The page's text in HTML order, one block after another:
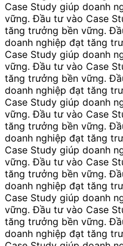
Case Study giúp doanh
vững. Đầu tư vào Case
tăng trưởng bền vững.
doanh nghiệp đạt tăng
Case Study giúp doanh
vững. Đầu tư vào Case
tăng trưởng bền vững.
doanh nghiệp đạt tăng
Case Study giúp doanh
vững. Đầu tư vào Case
tăng trưởng bền vững.
doanh nghiệp đạt tăng
Case Study giúp doanh
vững. Đầu tư vào Case
tăng trưởng bền vững.
doanh nghiệp đạt tăng
Case Study giúp doanh
vững. Đầu tư vào Case
tăng trưởng bền vững.
doanh nghiệp đạt tăng